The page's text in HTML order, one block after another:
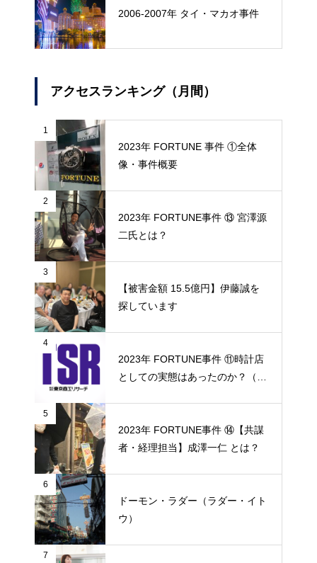
2006-2007年 タイ・マカオ事件
アクセスランキング（月間）
1
2023年 FORTUNE 事件 ①全体
像・事件概要
2
2023年 FORTUNE事件 ⑬ 宮澤源
二氏とは？
3
【被害金額 15.5億円】伊藤誠を
探しています
4
2023年 FORTUNE事件 ⑪時計店
としての実態はあったのか？（東
5
2023年 FORTUNE事件 ⑭【共謀
者・経理担当】成澤一仁 とは？
6
ドーモン・ラダー（ラダー・イト
ウ）
7